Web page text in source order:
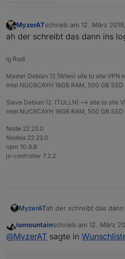
Offline
MyzerATschrieb am 12. März
zuletzt editiert von
ah der schreibt das dann ins
lg Rudi
Master Debian 12 (Wien) site to site VPN
Intel NUC6CAYH 16GB RAM, 500 GB
Slave Debian 12. (TULLN) --> site to site
Intel NUC6CAYH 16GB RAM, 500 GB
Node 22.23.0
Nodejs 22.23.0
npm 10.9.8
js-controller 7.2.2
MyzerATah der schreibt das
Offline
iomountainschrieb am 12. März
zuletzt editiert von
@MyzerAT sagte in